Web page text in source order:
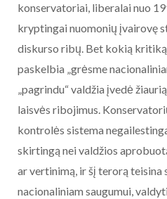
konservatoriai, liberalai nuo
kryptingai nuomonių įvairovę
diskurso ribų. Bet kokią
paskelbia „grėsme
„pagrindu“ valdžia įvedė
laisvės ribojimus.
kontrolės sistema
skirtingą nei valdžios
ar vertinimą, ir šį terorą teisina
nacionaliniam saugumui,